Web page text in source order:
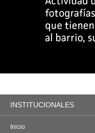
INSTITUCIONALES
Inicio